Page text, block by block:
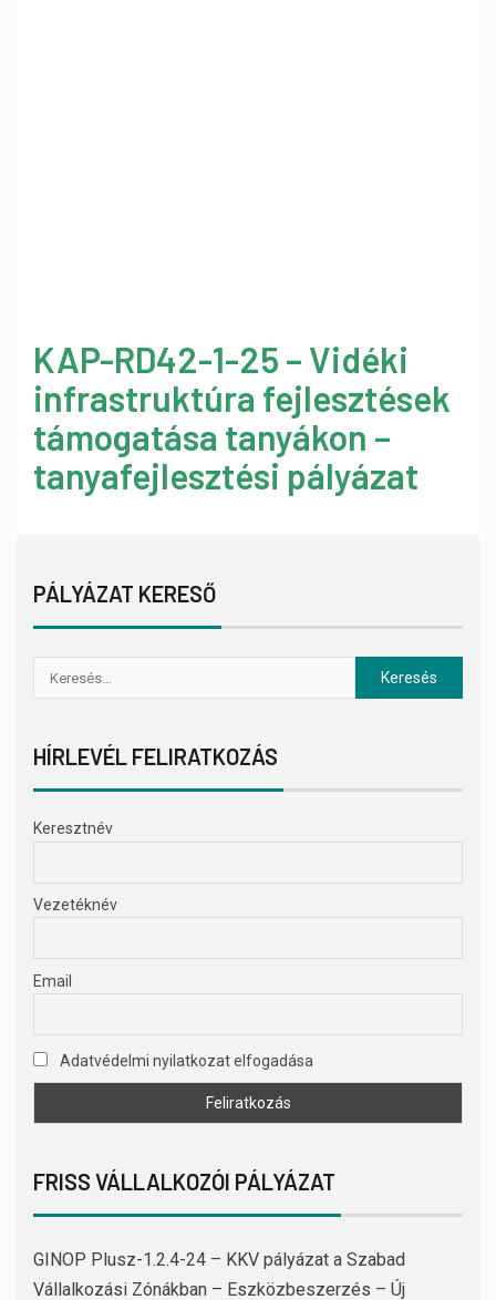
KAP-RD42-1-25 – Vidéki
infrastruktúra fejlesztések
támogatása tanyákon –
tanyafejlesztési pályázat
PÁLYÁZAT KERESŐ
HÍRLEVÉL FELIRATKOZÁS
Keresztnév
Vezetéknév
Email
Adatvédelmi nyilatkozat elfogadása
FRISS VÁLLALKOZÓI PÁLYÁZAT
GINOP Plusz-1.2.4-24 – KKV pályázat a Szabad
Vállalkozási Zónákban – Eszközbeszerzés – Új